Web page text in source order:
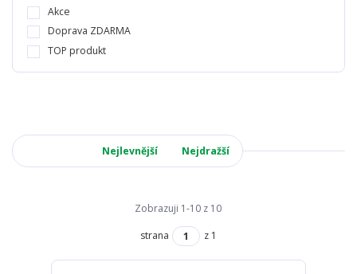
Akce
Doprava ZDARMA
TOP produkt
Nejlevnější Nejdražší
Zobrazuji 1-10 z 10
strana z 1